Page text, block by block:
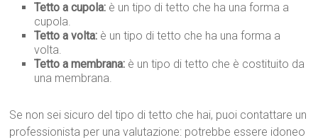
Tetto a cupola: è un tipo di tetto che ha una forma a
cupola.
Tetto a volta: è un tipo di tetto che ha una forma a
volta.
Tetto a membrana: è un tipo di tetto che è costituito da
una membrana.
Se non sei sicuro del tipo di tetto che hai, puoi contattare un
professionista per una valutazione: potrebbe essere idoneo